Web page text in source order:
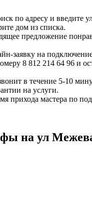
по адресу и введите
дом из списка.
предложение
заявку на
8 812 214 64 96 и
в течение 5-10
на услуги.
прихода мастера по
на ул